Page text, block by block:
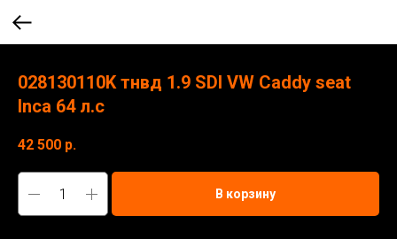
028130110K тнвд 1.9 SDI VW Caddy seat
Inca 64 л.с
42 500 р.
В корзину